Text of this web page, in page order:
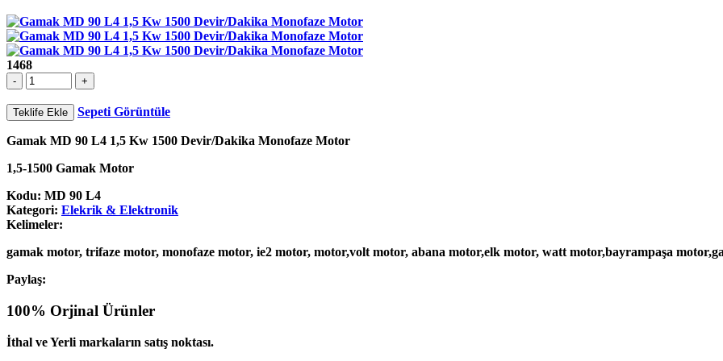
1468
Teklife Ekle Sepeti Görüntüle
Gamak MD 90 L4 1,5 Kw 1500 Devir/Dakika Monofaze Motor
1,5-1500 Gamak Motor
Kodu: MD 90 L4
Kategori: Elekrik & Elektronik
Kelimeler:
gamak motor, trifaze motor, monofaze motor, ie2 motor, motor,volt motor, abana motor,elk motor, watt motor,bayrampaşa
Paylaş:
100% Orjinal Ürünler
İthal ve Yerli markaların satış noktası.